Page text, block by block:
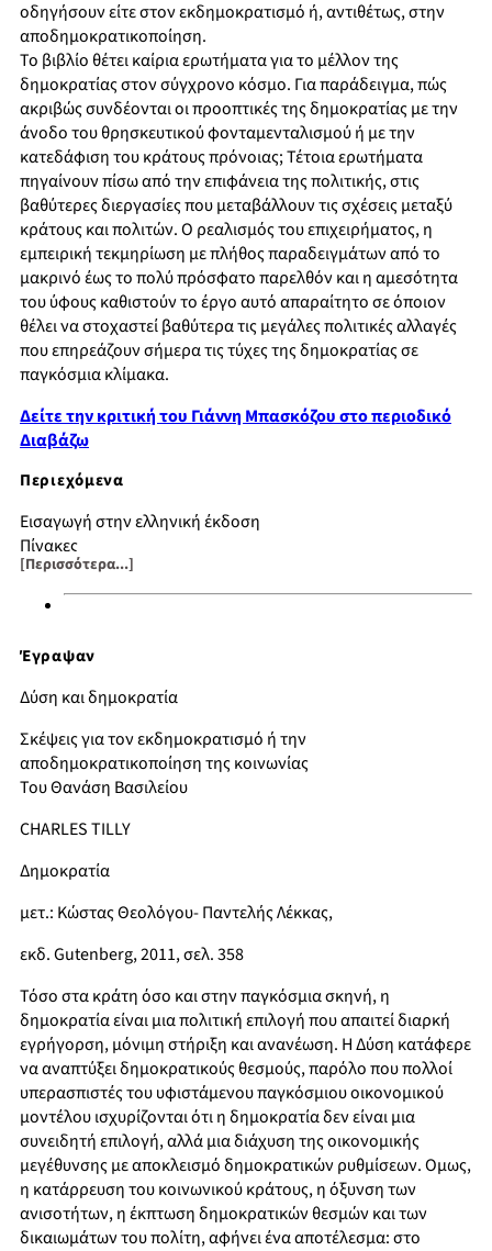
οδηγήσουν είτε στον εκδημοκρατισμό ή, αντιθέτως, στην
αποδημοκρατικοποίηση.
Το βιβλίο θέτει καίρια ερωτήματα για το μέλλον της
δημοκρατίας στον σύγχρονο κόσμο. Για παράδειγμα, πώς
ακριβώς συνδέονται οι προοπτικές της δημοκρατίας με την
άνοδο του θρησκευτικού φονταμενταλισμού ή με την
κατεδάφιση του κράτους πρόνοιας; Τέτοια ερωτήματα
πηγαίνουν πίσω από την επιφάνεια της πολιτικής, στις
βαθύτερες διεργασίες που μεταβάλλουν τις σχέσεις μεταξύ
κράτους και πολιτών. Ο ρεαλισμός του επιχειρήματος, η
εμπειρική τεκμηρίωση με πλήθος παραδειγμάτων από το
μακρινό έως το πολύ πρόσφατο παρελθόν και η αμεσότητα
του ύφους καθιστούν το έργο αυτό απαραίτητο σε όποιον
θέλει να στοχαστεί βαθύτερα τις μεγάλες πολιτικές αλλαγές
που επηρεάζουν σήμερα τις τύχες της δημοκρατίας σε
παγκόσμια κλίμακα.
Δείτε την κριτική του Γιάννη Μπασκόζου στο περιοδικό
Διαβάζω
Περιεχόμενα
Εισαγωγή στην ελληνική έκδοση
Πίνακες
Σχήματα
Πρόλογος
Εκδημοκρατισμός και αποδημοκρατικοποίηση
Εμπιστοσύνη και δυσπιστία
Εξουσία και δημόσιος βίος
Εναλλακτικές τροχιές
Το παρελθόν και το μέλλον της δημοκρατίας
Βιβλιογραφία
Ευρετήριο κυρίων ονομάτων και όρων
[Περισσότερα...]
Έγραψαν
Δύση και δημοκρατία
Σκέψεις για τον εκδημοκρατισμό ή την
αποδημοκρατικοποίηση της κοινωνίας
Του Θανάση Bασιλείου
CHARLES TILLY
Δημοκρατία
μετ.: Κώστας Θεολόγου- Παντελής Λέκκας,
εκδ. Gutenberg, 2011, σελ. 358
Τόσο στα κράτη όσο και στην παγκόσμια σκηνή, η
δημοκρατία είναι μια πολιτική επιλογή που απαιτεί διαρκή
εγρήγορση, μόνιμη στήριξη και ανανέωση. Η Δύση κατάφερε
να αναπτύξει δημοκρατικούς θεσμούς, παρόλο που πολλοί
υπερασπιστές του υφιστάμενου παγκόσμιου οικονομικού
μοντέλου ισχυρίζονται ότι η δημοκρατία δεν είναι μια
συνειδητή επιλογή, αλλά μια διάχυση της οικονομικής
μεγέθυνσης με αποκλεισμό δημοκρατικών ρυθμίσεων. Ομως,
η κατάρρευση του κοινωνικού κράτους, η όξυνση των
ανισοτήτων, η έκπτωση δημοκρατικών θεσμών και των
δικαιωμάτων του πολίτη, αφήνει ένα αποτέλεσμα: στο